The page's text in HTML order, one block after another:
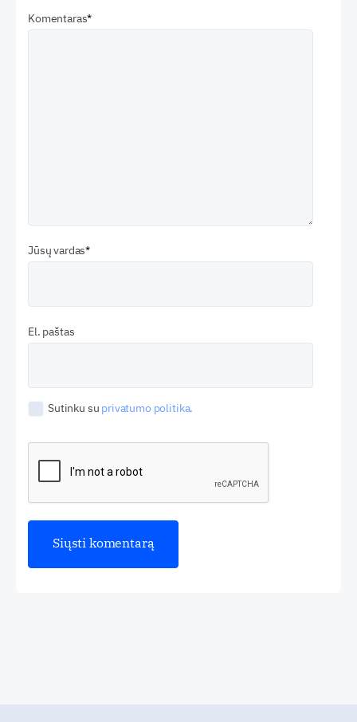
Komentaras
Jūsų vardas
El. paštas
Sutinku su privatumo politika.